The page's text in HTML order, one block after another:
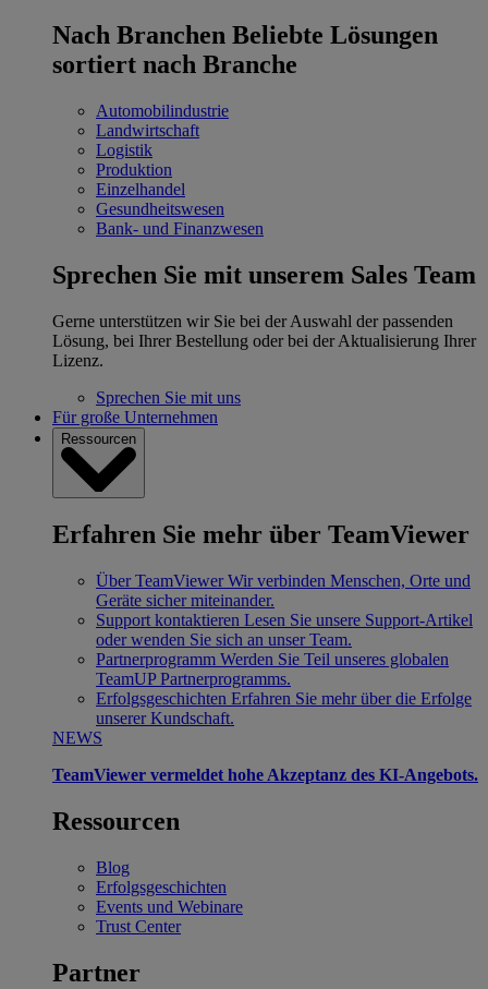
Nach Branchen Beliebte Lösungen
sortiert nach Branche
Automobilindustrie
Landwirtschaft
Logistik
Produktion
Einzelhandel
Gesundheitswesen
Bank- und Finanzwesen
Sprechen Sie mit unserem Sales Team
Gerne unterstützen wir Sie bei der Auswahl der passenden
Lösung, bei Ihrer Bestellung oder bei der Aktualisierung Ihrer
Lizenz.
Sprechen Sie mit uns
Für große Unternehmen
Ressourcen
Erfahren Sie mehr über TeamViewer
Über TeamViewer Wir verbinden Menschen, Orte und
Geräte sicher miteinander.
Support kontaktieren Lesen Sie unsere Support-Artikel
oder wenden Sie sich an unser Team.
Partnerprogramm Werden Sie Teil unseres globalen
TeamUP Partnerprogramms.
Erfolgsgeschichten Erfahren Sie mehr über die Erfolge
unserer Kundschaft.
NEWS
TeamViewer vermeldet hohe Akzeptanz des KI-Angebots.
Ressourcen
Blog
Erfolgsgeschichten
Events und Webinare
Trust Center
Partner